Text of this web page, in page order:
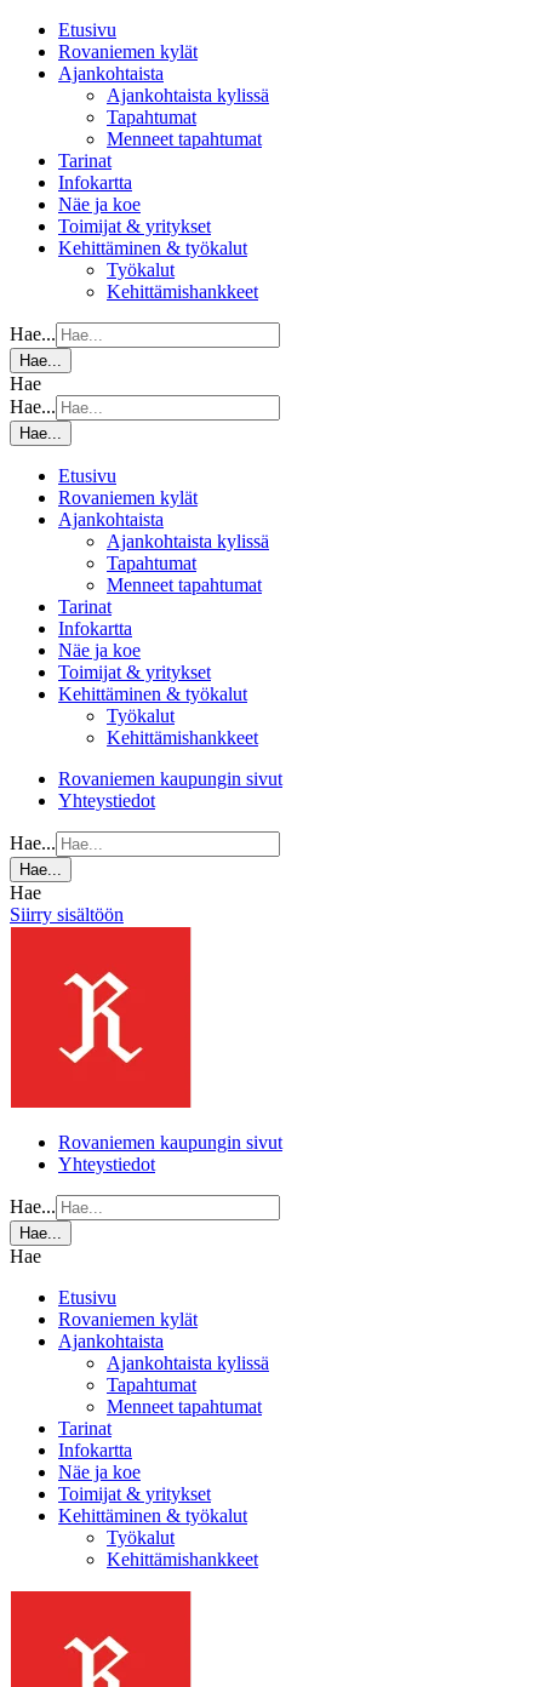
Etusivu
Rovaniemen kylät
Ajankohtaista
Ajankohtaista kylissä
Tapahtumat
Menneet tapahtumat
Tarinat
Infokartta
Näe ja koe
Toimijat & yritykset
Kehittäminen & työkalut
Työkalut
Kehittämishankkeet
Hae...
Hae...
Hae
Hae...
Hae...
Etusivu
Rovaniemen kylät
Ajankohtaista
Ajankohtaista kylissä
Tapahtumat
Menneet tapahtumat
Tarinat
Infokartta
Näe ja koe
Toimijat & yritykset
Kehittäminen & työkalut
Työkalut
Kehittämishankkeet
Rovaniemen kaupungin sivut
Yhteystiedot
Hae...
Hae...
Hae
Siirry sisältöön
Rovaniemen kaupungin sivut
Yhteystiedot
Hae...
Hae...
Hae
Etusivu
Rovaniemen kylät
Ajankohtaista
Ajankohtaista kylissä
Tapahtumat
Menneet tapahtumat
Tarinat
Infokartta
Näe ja koe
Toimijat & yritykset
Kehittäminen & työkalut
Työkalut
Kehittämishankkeet